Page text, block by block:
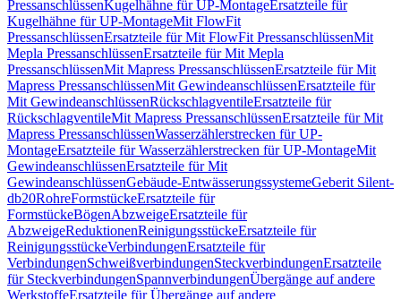
PressanschlüssenKugelhähne für UP-MontageErsatzteile für
Kugelhähne für UP-MontageMit FlowFit
PressanschlüssenErsatzteile für Mit FlowFit PressanschlüssenMit
Mepla PressanschlüssenErsatzteile für Mit Mepla
PressanschlüssenMit Mapress PressanschlüssenErsatzteile für Mit
Mapress PressanschlüssenMit GewindeanschlüssenErsatzteile für
Mit GewindeanschlüssenRückschlagventileErsatzteile für
RückschlagventileMit Mapress PressanschlüssenErsatzteile für Mit
Mapress PressanschlüssenWasserzählerstrecken für UP-
MontageErsatzteile für Wasserzählerstrecken für UP-MontageMit
GewindeanschlüssenErsatzteile für Mit
GewindeanschlüssenGebäude-EntwässerungssystemeGeberit Silent-
db20RohreFormstückeErsatzteile für
FormstückeBögenAbzweigeErsatzteile für
AbzweigeReduktionenReinigungsstückeErsatzteile für
ReinigungsstückeVerbindungenErsatzteile für
VerbindungenSchweißverbindungenSteckverbindungenErsatzteile
für SteckverbindungenSpannverbindungenÜbergänge auf andere
WerkstoffeErsatzteile für Übergänge auf andere